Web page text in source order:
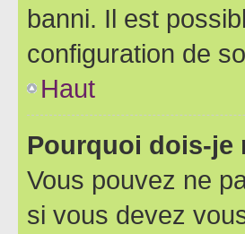
banni. Il est
configuration de
Haut
Pourquoi dois-je
Vous pouvez ne
si vous devez